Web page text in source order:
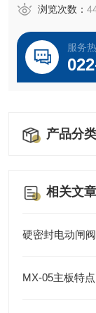
浏览次数：
服务
产品分类
相关文章
硬密封电动闸
MX-05主板特点